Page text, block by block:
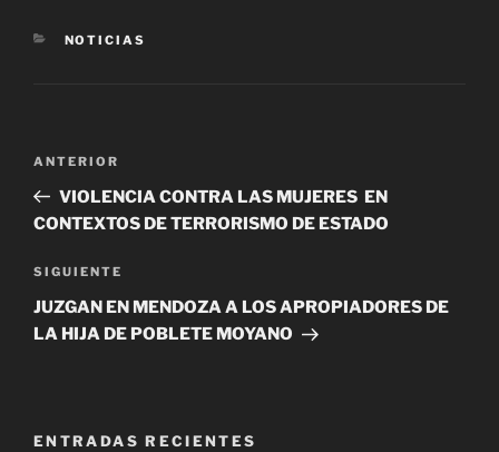
CATEGORÍAS
NOTICIAS
entradas
Entrada
anterior
ANTERIOR
VIOLENCIA CONTRA LAS MUJERES EN
CONTEXTOS DE TERRORISMO DE ESTADO
Siguiente
entrada
SIGUIENTE
JUZGAN EN MENDOZA A LOS APROPIADORES DE
LA HIJA DE POBLETE MOYANO
ENTRADAS RECIENTES